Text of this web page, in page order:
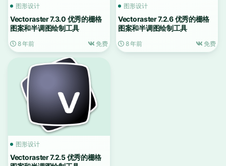
图形设计
Vectoraster 7.3.0 优秀的栅格
图案和半调图绘制工具
8 年前 免费
图形设计
Vectoraster 7.2.6 优秀的栅格
图案和半调图绘制工具
8 年前 免费
图形设计
Vectoraster 7.2.5 优秀的栅格